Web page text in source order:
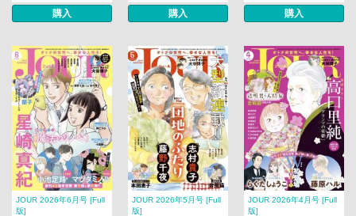
購入 購入 購入
JOUR 2026年6月号 [Full
版]
JOUR 2026年5月号 [Full
版]
JOUR 2026年4月号 [Full
版]